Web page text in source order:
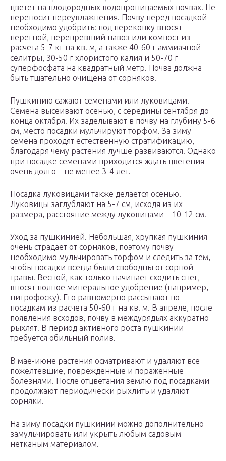
цветет на плодородных водопроницаемых почвах. Не
переносит переувлажнения. Почву перед посадкой
необходимо удобрить: под перекопку вносят
перегной, перепревший навоз или компост из
расчета 5-7 кг на кв. м, а также 40-60 г аммиачной
селитры, 30-50 г хлористого калия и 50-70 г
суперфосфата на квадратный метр. Почва должна
быть тщательно очищена от сорняков.
Пушкинию сажают семенами или луковицами.
Семена высеивают осенью, с середины сентября до
конца октября. Их заделывают в почву на глубину 5-6
см, место посадки мульчируют торфом. За зиму
семена проходят естественную стратификацию,
благодаря чему растения лучше развиваются. Однако
при посадке семенами приходится ждать цветения
очень долго – не менее 3-4 лет.
Посадка луковицами также делается осенью.
Луковицы заглубляют на 5-7 см, исходя из их
размера, расстояние между луковицами – 10-12 см.
Уход за пушкинией. Небольшая, хрупкая пушкиния
очень страдает от сорняков, поэтому почву
необходимо мульчировать торфом и следить за тем,
чтобы посадки всегда были свободны от сорной
травы. Весной, как только начинает сходить снег,
вносят полное минеральное удобрение (например,
нитрофоску). Его равномерно рассыпают по
посадкам из расчета 50-60 г на кв. м. В апреле, после
появления всходов, почву в междурядьях аккуратно
рыхлят. В период активного роста пушкинии
требуется обильный полив.
В мае-июне растения осматривают и удаляют все
пожелтевшие, поврежденные и пораженные
болезнями. После отцветания землю под посадками
продолжают периодически рыхлить и удаляют
сорняки.
На зиму посадки пушкинии можно дополнительно
замульчировать или укрыть любым садовым
нетканым материалом.